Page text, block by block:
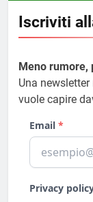
Iscriviti
Meno rumore,
Una
vuole capire